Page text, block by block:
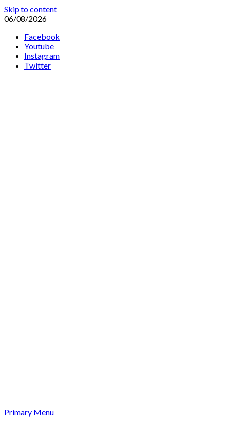
Skip to content
06/08/2026
Facebook
Youtube
Instagram
Twitter
Primary Menu